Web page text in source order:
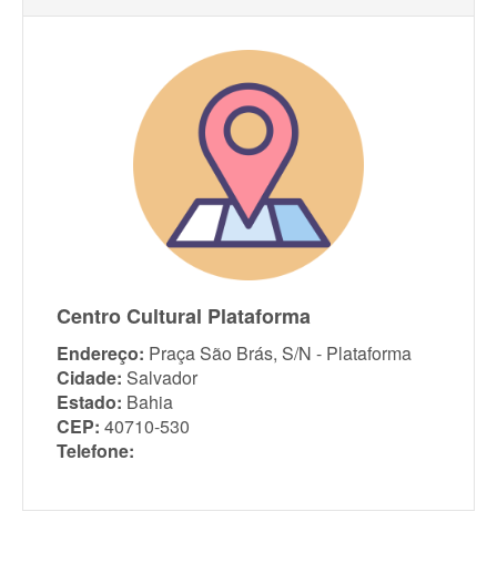
Centro Cultural Plataforma
Endereço: Praça São Brás, S/N - Plataforma
Cidade: Salvador
Estado: Bahia
CEP: 40710-530
Telefone: